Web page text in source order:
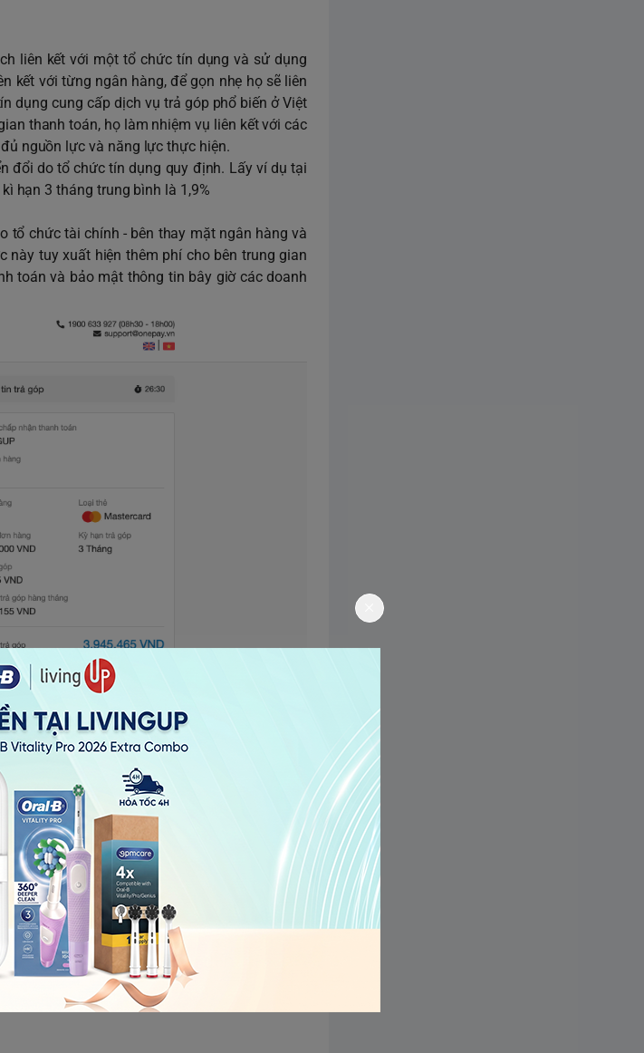
liên kết với một tổ chức tín dụng và sử dụng
kết với từng ngân hàng, để gọn nhẹ họ sẽ liên
dụng cung cấp dịch vụ trả góp phổ biến ở Việt
thanh toán, họ làm nhiệm vụ liên kết với các
nguồn lực và năng lực thực hiện.
đổi do tổ chức tín dụng quy định. Lấy ví dụ tại
hạn 3 tháng trung bình là 1,9%
tổ chức tài chính - bên thay mặt ngân hàng và
này tuy xuất hiện thêm phí cho bên trung gian
toán và bảo mật thông tin bây giờ các doanh
thẻ tín dụng
là được.
làm việc với nhau để chuyển đổi giao dịch